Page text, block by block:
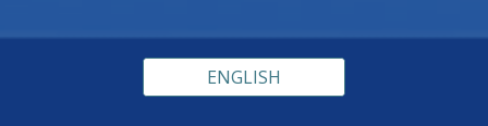
ENGLISH